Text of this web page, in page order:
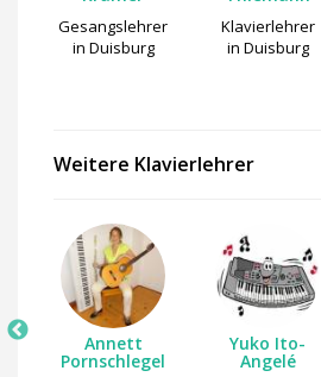
Gesangslehrer
in Duisburg
Klavierlehrer
in Duisburg
Weitere Klavierlehrer
Annett
Pornschlegel
Yuko Ito-
Angelé